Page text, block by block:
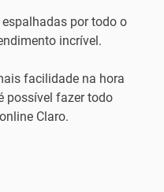
por todo o
incrível.
facilidade na hora
possível fazer todo
Claro.